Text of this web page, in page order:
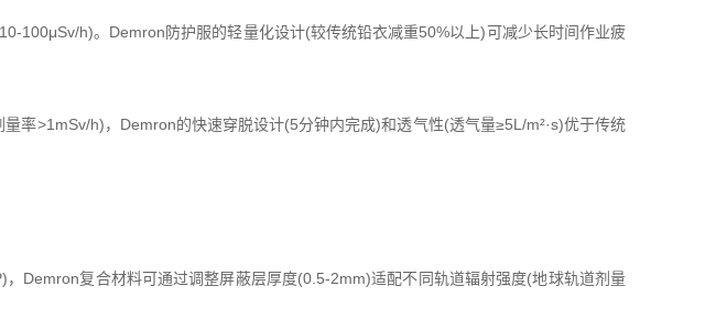
100μSv/h)。Demron防护服的轻量化设计(较传统铅衣减重50%以上)可减少长时间作业疲
率>1mSv/h)，Demron的快速穿脱设计(5分钟内完成)和透气性(透气量≥5L/m²·s)优于传统
Demron复合材料可通过调整屏蔽层厚度(0.5-2mm)适配不同轨道辐射强度(地球轨道剂量